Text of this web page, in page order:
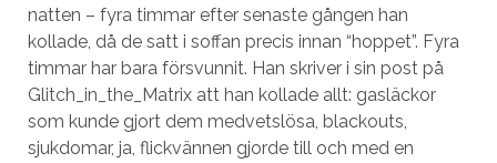
natten – fyra timmar efter senaste gången han
kollade, då de satt i soffan precis innan “hoppet”. Fyra
timmar har bara försvunnit. Han skriver i sin post på
Glitch_in_the_Matrix att han kollade allt: gasläckor
som kunde gjort dem medvetslösa, blackouts,
sjukdomar, ja, flickvännen gjorde till och med en